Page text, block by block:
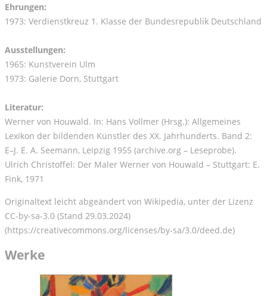
Ehrungen:
1973: Verdienstkreuz 1. Klasse der Bundesrepublik Deutschland
Ausstellungen:
1965: Kunstverein Ulm
1973: Galerie Dorn, Stuttgart
Literatur:
Werner von Houwald. In: Hans Vollmer (Hrsg.): Allgemeines
Lexikon der bildenden Künstler des XX. Jahrhunderts. Band 2:
E–J. E. A. Seemann, Leipzig 1955 (archive.org – Leseprobe).
Ulrich Christoffel: Der Maler Werner von Houwald – Stuttgart: E.
Fink, 1971
Originaltext leicht abgeändert von Wikipedia, unter der Lizenz
CC-by-sa-3.0 (Stand 29.03.2024)
(https://creativecommons.org/licenses/by-sa/3.0/deed.de)
Werke